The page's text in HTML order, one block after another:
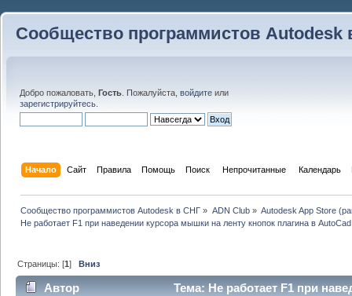
Сообщество программистов Autodesk
Добро пожаловать, Гость . Пожалуйста, войдите или
зарегистрируйтесь
Начало Сайт Правила Помощь Поиск Непрочитанные Календарь
Сообщество программистов Autodesk в СНГ » ADN Club» Autodesk App Store
Не работает F1 при наведении курсора мышки на ленту кнопок плагина в AutoCad
Страницы: [1]Вниз
Автор
Тема: Не работает F1 при